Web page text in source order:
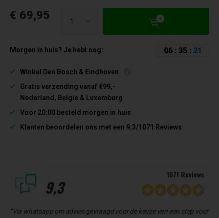
€ 69,95
Morgen in huis? Je hebt nog: 06: 35 : 21
Winkel Den Bosch & Eindhoven
Gratis verzending vanaf €99,-
Nederland, Belgie & Luxemburg
Voor 20:00 besteld morgen in huis
Klanten beoordelen ons met een 9,3/1071 Reviews
9,3
1071 Reviews
“Via whatsapp om advies gevraagd voor de keuze van een step voor